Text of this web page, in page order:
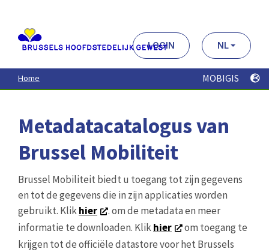
contenu
principal
LOGIN NL
Home MOBIGIS
Metadatacatalogus van
Brussel Mobiliteit
Brussel Mobiliteit biedt u toegang tot zijn gegevens
en tot de gegevens die in zijn applicaties worden
gebruikt. Klikhier
. om de metadata en meer
informatie te downloaden. Klikhier
om toegang te
krijgen tot de officiële datastore voor het Brussels